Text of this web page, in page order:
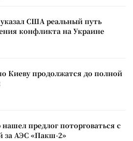
США реальный путь
конфликта на Украине
Киеву продолжатся до полной
предлог поторговаться с
за АЭС «Пакш-2»